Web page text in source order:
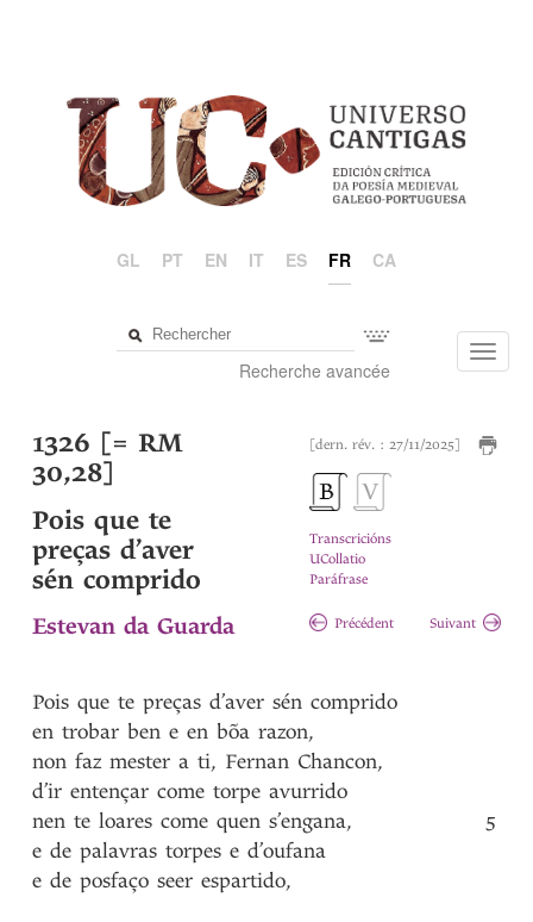
GL PT EN IT ES FR CA
Recherche avancée
[dern. rév. : 27/11/2025]
Transcricións
UCollatio
Paráfrase
Précédent Suivant
1326 [= RM
30,28]
Pois que te
preças d’aver
sén comprido
Estevan da Guarda
Pois que te preças d’aver sén comprido
en trobar ben e en bõa razon,
non faz mester a ti, Fernan Chancon,
d’ir entençar come torpe avurrido
nen te loares come quen s’engana,
e de palavras torpes e d’oufana
e de posfaço seer espartido,
5